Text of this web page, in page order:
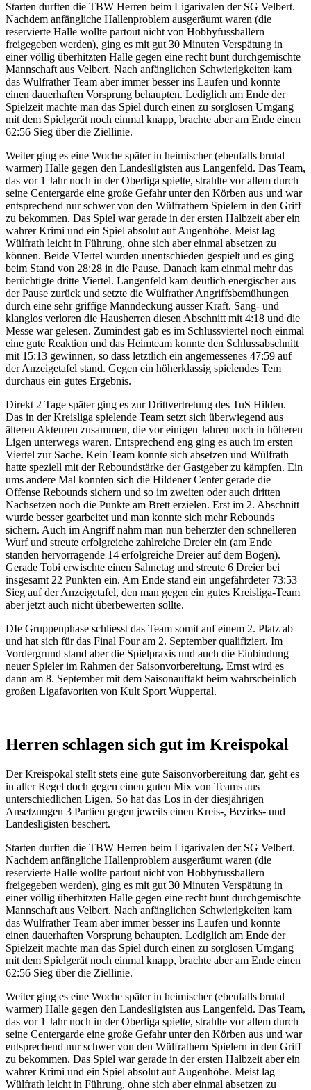
Starten durften die TBW Herren beim Ligarivalen der SG Velbert.
Nachdem anfängliche Hallenproblem ausgeräumt waren (die
reservierte Halle wollte partout nicht von Hobbyfussballern
freigegeben werden), ging es mit gut 30 Minuten Verspätung in
einer völlig überhitzten Halle gegen eine recht bunt durchgemischte
Mannschaft aus Velbert. Nach anfänglichen Schwierigkeiten kam
das Wülfrather Team aber immer besser ins Laufen und konnte
einen dauerhaften Vorsprung behaupten. Lediglich am Ende der
Spielzeit machte man das Spiel durch einen zu sorglosen Umgang
mit dem Spielgerät noch einmal knapp, brachte aber am Ende einen
62:56 Sieg über die Ziellinie.
Weiter ging es eine Woche später in heimischer (ebenfalls brutal
warmer) Halle gegen den Landesligisten aus Langenfeld. Das Team,
das vor 1 Jahr noch in der Oberliga spielte, strahlte vor allem durch
seine Centergarde eine große Gefahr unter den Körben aus und war
entsprechend nur schwer von den Wülfrathern Spielern in den Griff
zu bekommen. Das Spiel war gerade in der ersten Halbzeit aber ein
wahrer Krimi und ein Spiel absolut auf Augenhöhe. Meist lag
Wülfrath leicht in Führung, ohne sich aber einmal absetzen zu
können. Beide VIertel wurden unentschieden gespielt und es ging
beim Stand von 28:28 in die Pause. Danach kam einmal mehr das
berüchtigte dritte Viertel. Langenfeld kam deutlich energischer aus
der Pause zurück und setzte die Wülfrather Angriffsbemühungen
durch eine sehr griffige Manndeckung ausser Kraft. Sang- und
klanglos verloren die Hausherren diesen Abschnitt mit 4:18 und die
Messe war gelesen. Zumindest gab es im Schlussviertel noch einmal
eine gute Reaktion und das Heimteam konnte den Schlussabschnitt
mit 15:13 gewinnen, so dass letztlich ein angemessenes 47:59 auf
der Anzeigetafel stand. Gegen ein höherklassig spielendes Tem
durchaus ein gutes Ergebnis.
Direkt 2 Tage später ging es zur Drittvertretung des TuS Hilden.
Das in der Kreisliga spielende Team setzt sich überwiegend aus
älteren Akteuren zusammen, die vor einigen Jahren noch in höheren
Ligen unterwegs waren. Entsprechend eng ging es auch im ersten
Viertel zur Sache. Kein Team konnte sich absetzen und Wülfrath
hatte speziell mit der Reboundstärke der Gastgeber zu kämpfen. Ein
ums andere Mal konnten sich die Hildener Center gerade die
Offense Rebounds sichern und so im zweiten oder auch dritten
Nachsetzen noch die Punkte am Brett erzielen. Erst im 2. Abschnitt
wurde besser gearbeitet und man konnte sich mehr Rebounds
sichern. Auch im Angriff nahm man nun beherzter den schnelleren
Wurf und streute erfolgreiche zahlreiche Dreier ein (am Ende
standen hervorragende 14 erfolgreiche Dreier auf dem Bogen).
Gerade Tobi erwischte einen Sahnetag und streute 6 Dreier bei
insgesamt 22 Punkten ein. Am Ende stand ein ungefährdeter 73:53
Sieg auf der Anzeigetafel, den man gegen ein gutes Kreisliga-Team
aber jetzt auch nicht überbewerten sollte.
DIe Gruppenphase schliesst das Team somit auf einem 2. Platz ab
und hat sich für das Final Four am 2. September qualifiziert. Im
Vordergrund stand aber die Spielpraxis und auch die Einbindung
neuer Spieler im Rahmen der Saisonvorbereitung. Ernst wird es
dann am 8. September mit dem Saisonauftakt beim wahrscheinlich
großen Ligafavoriten von Kult Sport Wuppertal.
Herren schlagen sich gut im Kreispokal
Der Kreispokal stellt stets eine gute Saisonvorbereitung dar, geht es
in aller Regel doch gegen einen guten Mix von Teams aus
unterschiedlichen Ligen. So hat das Los in der diesjährigen
Ansetzungen 3 Partien gegen jeweils einen Kreis-, Bezirks- und
Landesligisten beschert.
Starten durften die TBW Herren beim Ligarivalen der SG Velbert.
Nachdem anfängliche Hallenproblem ausgeräumt waren (die
reservierte Halle wollte partout nicht von Hobbyfussballern
freigegeben werden), ging es mit gut 30 Minuten Verspätung in
einer völlig überhitzten Halle gegen eine recht bunt durchgemischte
Mannschaft aus Velbert. Nach anfänglichen Schwierigkeiten kam
das Wülfrather Team aber immer besser ins Laufen und konnte
einen dauerhaften Vorsprung behaupten. Lediglich am Ende der
Spielzeit machte man das Spiel durch einen zu sorglosen Umgang
mit dem Spielgerät noch einmal knapp, brachte aber am Ende einen
62:56 Sieg über die Ziellinie.
Weiter ging es eine Woche später in heimischer (ebenfalls brutal
warmer) Halle gegen den Landesligisten aus Langenfeld. Das Team,
das vor 1 Jahr noch in der Oberliga spielte, strahlte vor allem durch
seine Centergarde eine große Gefahr unter den Körben aus und war
entsprechend nur schwer von den Wülfrathern Spielern in den Griff
zu bekommen. Das Spiel war gerade in der ersten Halbzeit aber ein
wahrer Krimi und ein Spiel absolut auf Augenhöhe. Meist lag
Wülfrath leicht in Führung, ohne sich aber einmal absetzen zu